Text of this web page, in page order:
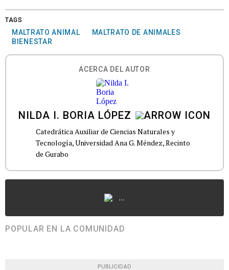
TAGS
MALTRATO ANIMAL
MALTRATO DE ANIMALES
BIENESTAR
ACERCA DEL AUTOR
NILDA I. BORIA LÓPEZ
Catedrática Auxiliar de Ciencias Naturales y
Tecnología, Universidad Ana G. Méndez, Recinto
de Gurabo
...
POPULAR EN LA COMUNIDAD
PUBLICIDAD